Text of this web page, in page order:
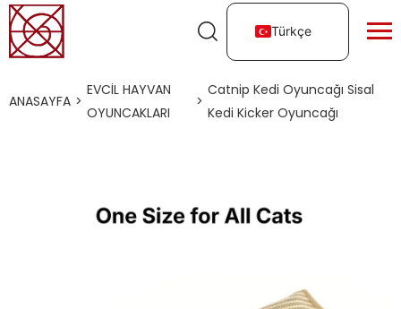
Türkçe
ANASAYFA >
EVCIL HAYVAN
OYUNCAKLARI
>
Catnip Kedi Oyuncağı Sisal
Kedi Kicker Oyuncağı